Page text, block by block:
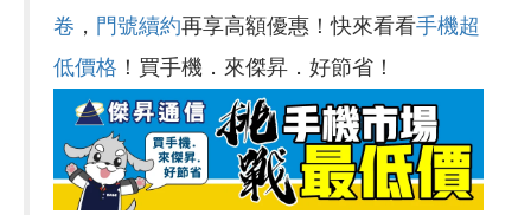
卷 ， 門號續約再享高額優惠！快來看看手機超
低價格 ！買手機．來傑昇．好節省！